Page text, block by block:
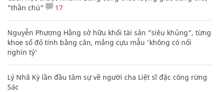
"thần chú"
17
Nguyễn Phương Hằng sở hữu khối tài sản "siêu khủng", từng
khoe sổ đỏ tính bằng cân, mắng cựu mẫu 'không có nổi
nghìn tỷ'
Lý Nhã Kỳ lần đầu tâm sự về người cha Liệt sĩ đặc công rừng
Sác